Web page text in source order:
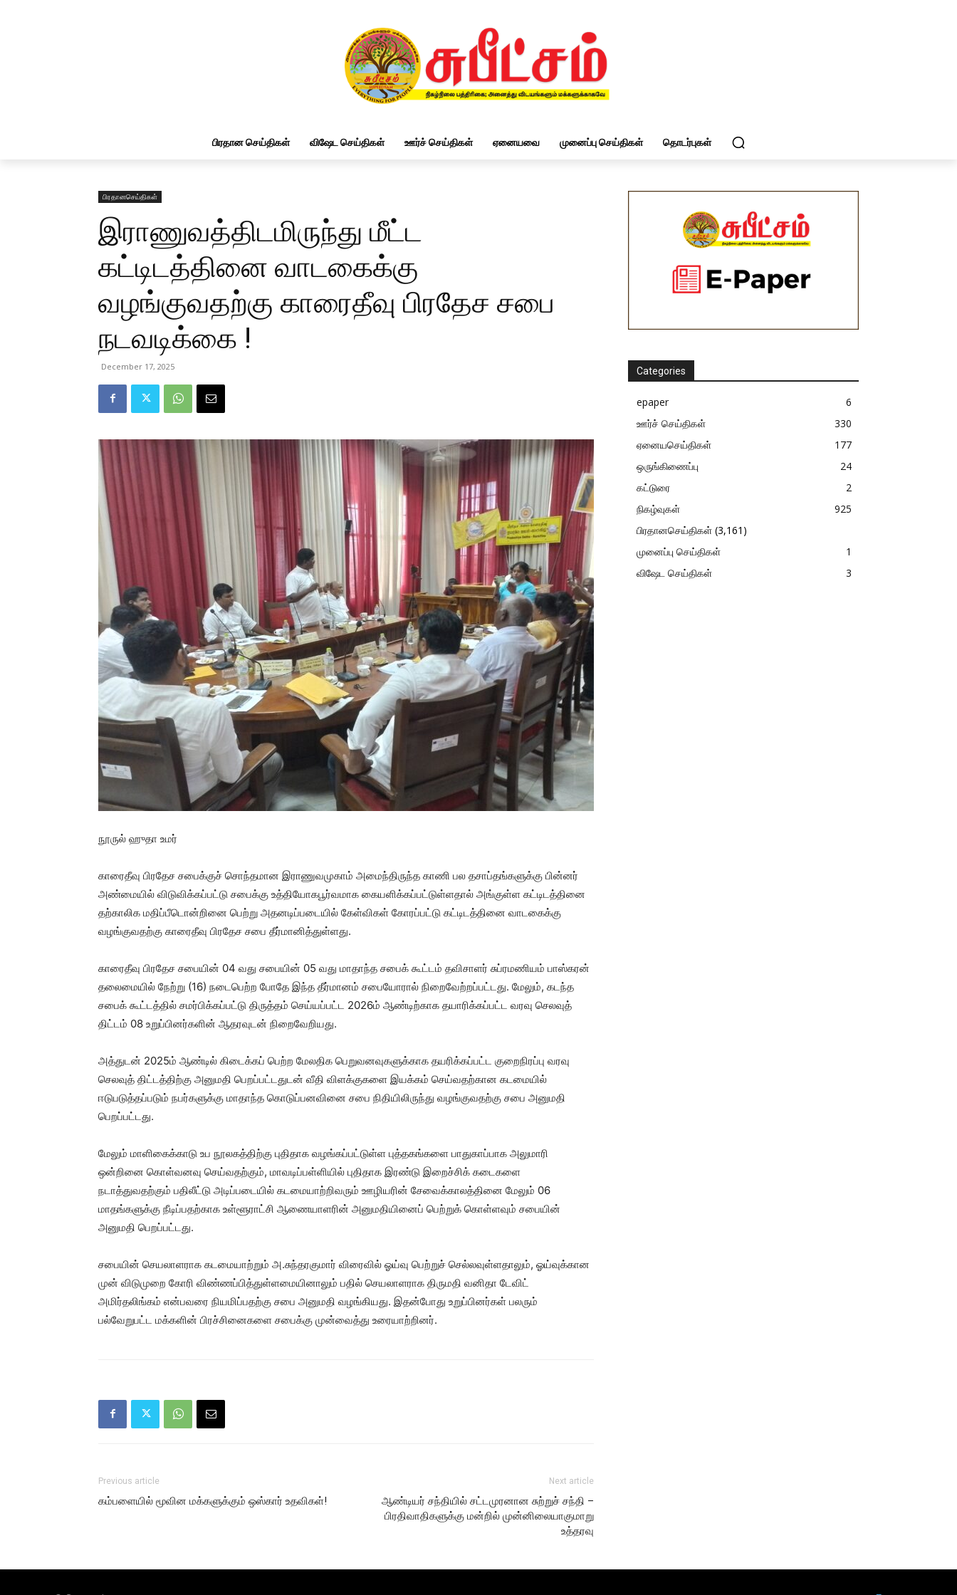
பிரதான செய்திகள் விஷேட செய்திகள் ஊர்ச் செய்திகள் ஏனையவை முனைப்பு செய்திகள் தொடர்புகள்
பிரதானசெய்திகள்
இராணுவத்திடமிருந்து மீட்ட
கட்டிடத்தினை வாடகைக்கு
வழங்குவதற்கு காரைதீவு பிரதேச சபை
நடவடிக்கை !
December 17, 2025
நூருல் ஹுதா உமர்
காரைதீவு பிரதேச சபைக்குச் சொந்தமான இராணுவமுகாம் அமைந்திருந்த காணி பல தசாப்தங்களுக்கு பின்னர்
அண்மையில் விடுவிக்கப்பட்டு சபைக்கு உத்தியோகபூர்வமாக கையளிக்கப்பட்டுள்ளதால் அங்குள்ள கட்டிடத்தினை
தற்காலிக மதிப்பீடொன்றினை பெற்று அதனடிப்படையில் கேள்விகள் கோரப்பட்டு கட்டிடத்தினை வாடகைக்கு
வழங்குவதற்கு காரைதீவு பிரதேச சபை தீர்மானித்துள்ளது.
காரைதீவு பிரதேச சபையின் 04 வது சபையின் 05 வது மாதாந்த சபைக் கூட்டம் தவிசாளர் சுப்ரமணியம் பாஸ்கரன்
தலைமையில் நேற்று (16) நடைபெற்ற போதே இந்த தீர்மானம் சபையோரால் நிறைவேற்றப்பட்டது. மேலும், கடந்த
சபைக் கூட்டத்தில் சமர்பிக்கப்பட்டு திருத்தம் செய்யப்பட்ட 2026ம் ஆண்டிற்காக தயாரிக்கப்பட்ட வரவு செலவுத்
திட்டம் 08 உறுப்பினர்களின் ஆதரவுடன் நிறைவேறியது.
அத்துடன் 2025ம் ஆண்டில் கிடைக்கப் பெற்ற மேலதிக பெறுவனவுகளுக்காக தயரிக்கப்பட்ட குறைநிரப்பு வரவு
செலவுத் திட்டத்திற்கு அனுமதி பெறப்பட்டதுடன் வீதி விளக்குகளை இயக்கம் செய்வதற்கான கடமையில்
ஈடுபடுத்தப்படும் நபர்களுக்கு மாதாந்த கொடுப்பனவினை சபை நிதியிலிருந்து வழங்குவதற்கு சபை அனுமதி
பெறப்பட்டது.
மேலும் மாளிகைக்காடு உப நூலகத்திற்கு புதிதாக வழங்கப்பட்டுள்ள புத்தகங்களை பாதுகாப்பாக அலுமாரி
ஒன்றினை கொள்வனவு செய்வதற்கும், மாவடிப்பள்ளியில் புதிதாக இரண்டு இறைச்சிக் கடைகளை
நடாத்துவதற்கும் பதிலீட்டு அடிப்படையில் கடமையாற்றிவரும் ஊழியரின் சேவைக்காலத்தினை மேலும் 06
மாதங்களுக்கு நீடிப்பதற்காக உள்ளூராட்சி ஆணையாளரின் அனுமதியினைப் பெற்றுக் கொள்ளவும் சபையின்
அனுமதி பெறப்பட்டது.
சபையின் செயலாளராக கடமையாற்றும் அ.சுந்தரகுமார் விரைவில் ஓய்வு பெற்றுச் செல்லவுள்ளதாலும், ஓய்வுக்கான
முன் விடுமுறை கோரி விண்ணப்பித்துள்ளமையினாலும் பதில் செயலாளராக திருமதி வனிதா டேவிட்
அமிர்தலிங்கம் என்பவரை நியமிப்பதற்கு சபை அனுமதி வழங்கியது. இதன்போது உறுப்பினர்கள் பலரும்
பல்வேறுபட்ட மக்களின் பிரச்சினைகளை சபைக்கு முன்வைத்து உரையாற்றினர்.
Previous article
கம்பளையில் மூவின மக்களுக்கும் ஒஸ்கார் உதவிகள்!
Next article
ஆண்டியர் சந்தியில் சட்டமுரனான சுற்றுச் சந்தி –
பிரதிவாதிகளுக்கு மன்றில் முன்னிலையாகுமாறு
உத்தரவு
Categories
epaper
6
ஊர்ச் செய்திகள்
330
ஏனையசெய்திகள்
177
ஒருங்கிணைப்பு
24
கட்டுரை
2
நிகழ்வுகள்
925
பிரதானசெய்திகள் (3,161)
முனைப்பு செய்திகள்
1
விஷேட செய்திகள்
3